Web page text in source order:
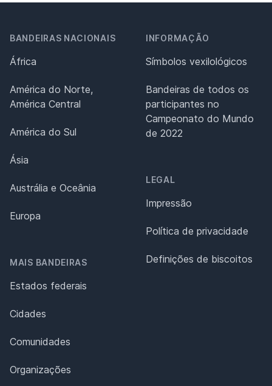
BANDEIRAS NACIONAIS
África
América do Norte,
América Central
América do Sul
Ásia
Austrália e Oceânia
Europa
MAIS BANDEIRAS
Estados federais
Cidades
Comunidades
Organizações
INFORMAÇÃO
Símbolos vexilológicos
Bandeiras de todos os
participantes no
Campeonato do Mundo
de 2022
LEGAL
Impressão
Política de privacidade
Definições de biscoitos